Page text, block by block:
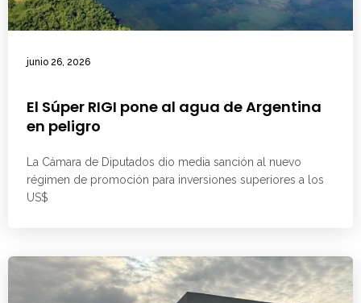
junio 26, 2026
El Súper RIGI pone al agua de Argentina
en peligro
La Cámara de Diputados dio media sanción al nuevo
régimen de promoción para inversiones superiores a los
US$